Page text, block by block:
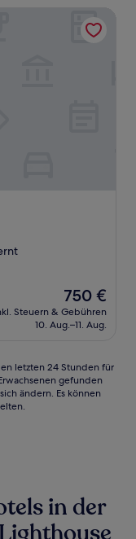
Der
Preis
beträgt
750 €
Steuern & Gebühren
10. Aug.–11. Aug.
letzten 24 Stunden für
gefunden
ändern. Es können
in der